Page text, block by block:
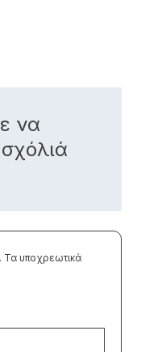
να
Τα υποχρεωτικά